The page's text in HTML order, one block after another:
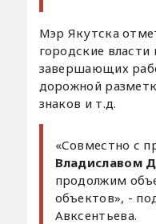
Мэр Якутска
городские власти
завершающих
дорожной
знаков и т.д.
«Совместно с
Владиславом
продолжим
объектов», -
Авксентьева.